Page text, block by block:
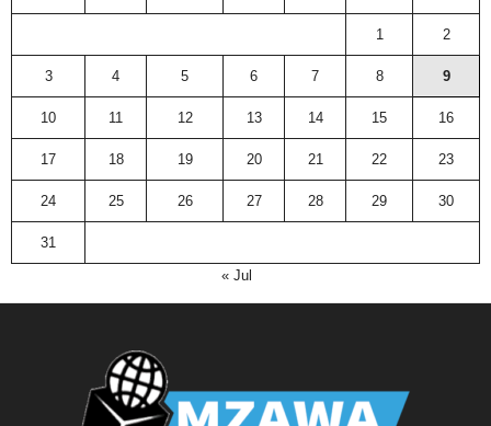
1 2
3 4 5 6 7 8 9
10 11 12 13 14 15 16
17 18 19 20 21 22 23
24 25 26 27 28 29 30
31
« Jul